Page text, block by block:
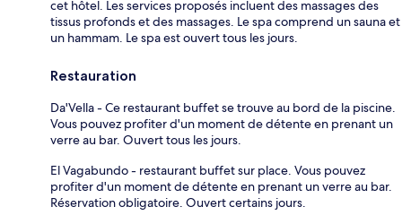
cet hôtel. Les services proposés incluent des massages des
tissus profonds et des massages. Le spa comprend un sauna et
un hammam. Le spa est ouvert tous les jours.
Restauration
Da'Vella - Ce restaurant buffet se trouve au bord de la piscine.
Vous pouvez profiter d'un moment de détente en prenant un
verre au bar. Ouvert tous les jours.
El Vagabundo - restaurant buffet sur place. Vous pouvez
profiter d'un moment de détente en prenant un verre au bar.
Réservation obligatoire. Ouvert certains jours.